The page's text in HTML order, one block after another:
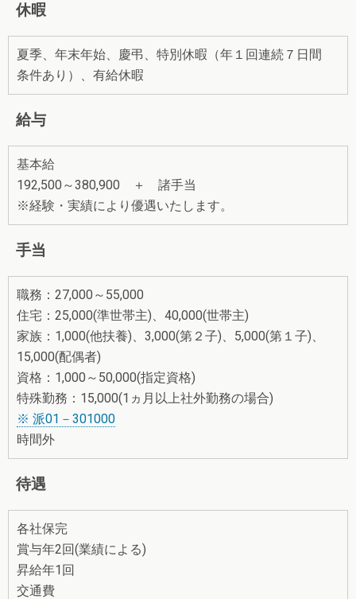
休暇
夏季、年末年始、慶弔、特別休暇（年１回連続７日間
条件あり）、有給休暇
給与
基本給
192,500～380,900 ＋ 諸手当
※経験・実績により優遇いたします。
手当
職務：27,000～55,000
住宅：25,000(準世帯主)、40,000(世帯主)
家族：1,000(他扶養)、3,000(第２子)、5,000(第１子)、
15,000(配偶者)
資格：1,000～50,000(指定資格)
特殊勤務：15,000(1ヵ月以上社外勤務の場合)
※ 派01－301000
時間外
待遇
各社保完
賞与年2回(業績による)
昇給年1回
交通費